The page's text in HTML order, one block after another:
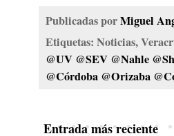
Publicadas porMiguel
Etiquetas: Noticias,
@UV @SEV @Nahle
@Córdoba @Orizaba
Entrada más reciente